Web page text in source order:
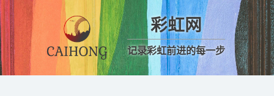
彩虹网
记录彩虹前进的每一步